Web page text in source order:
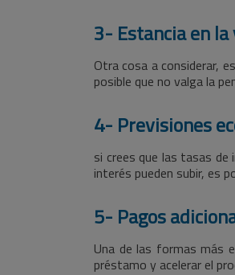
3- Estancia en
Otra cosa a considerar,
posible que no valga la
4- Previsiones
si crees que las tasas
interés pueden subir, es
5- Pagos
Una de las formas más
préstamo y acelerar el